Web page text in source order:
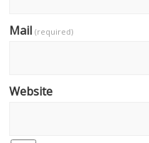
Mail(required)
Website